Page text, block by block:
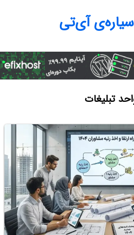
سیاره‌ی آی‌تی
تبلیغات